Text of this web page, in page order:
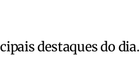
destaques do dia.